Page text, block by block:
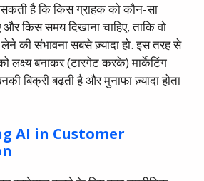
सकती है कि किस ग्राहक को कौन-सा
और किस समय दिखाना चाहिए, ताकि वो
की संभावना सबसे ज़्यादा हो. इस तरह से
लक्ष्य बनाकर (टारगेट करके) मार्केटिंग
बिक्री बढ़ती है और मुनाफा ज़्यादा होता
AI in Customer